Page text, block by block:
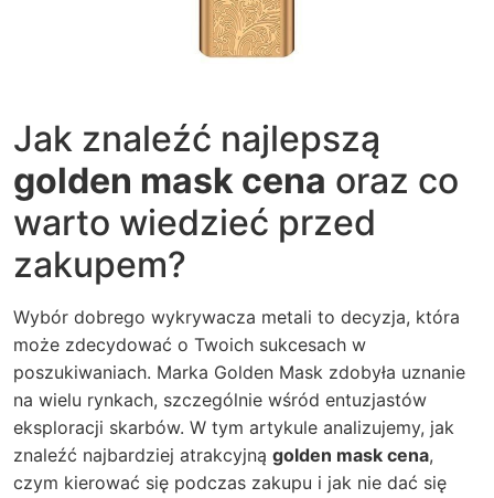
Jak znaleźć najlepszą
golden mask cena oraz co
warto wiedzieć przed
zakupem?
Wybór dobrego wykrywacza metali to decyzja, która
może zdecydować o Twoich sukcesach w
poszukiwaniach. Marka Golden Mask zdobyła uznanie
na wielu rynkach, szczególnie wśród entuzjastów
eksploracji skarbów. W tym artykule analizujemy, jak
znaleźć najbardziej atrakcyjną golden mask cena,
czym kierować się podczas zakupu i jak nie dać się